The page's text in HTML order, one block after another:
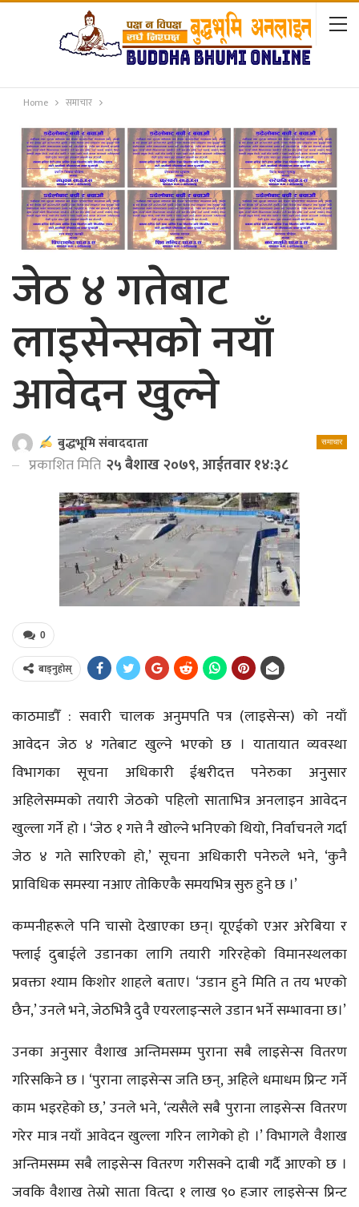
Home समाचार
जेठ ४ गतेबाट
लाइसेन्सको नयाँ
आवेदन खुल्ने
समाचार
बुद्धभूमि संवाददाता
प्रकाशित मिति २५ बैशाख २०७९, आईतवार १४:३८
0
बाड्नुहोस्
काठमाडौँ : सवारी चालक अनुमपति पत्र (लाइसेन्स) को नयाँ
आवेदन जेठ ४ गतेबाट खुल्ने भएको छ । यातायात व्यवस्था
विभागका सूचना अधिकारी ईश्वरीदत्त पनेरुका अनुसार
अहिलेसम्मको तयारी जेठको पहिलो साताभित्र अनलाइन आवेदन
खुल्ला गर्ने हो । ‘जेठ १ गत्ते नै खोल्ने भनिएको थियो, निर्वाचनले गर्दा
जेठ ४ गते सारिएको हो,’ सूचना अधिकारी पनेरुले भने, ‘कुनै
प्राविधिक समस्या नआए तोकिएकै समयभित्र सुरु हुने छ ।’
कम्पनीहरूले पनि चासो देखाएका छन्। यूएईको एअर अरेबिया र
फ्लाई दुबाईले उडानका लागि तयारी गरिरहेको विमानस्थलका
प्रवक्ता श्याम किशोर शाहले बताए। ‘उडान हुने मिति त तय भएको
छैन,’ उनले भने, जेठभित्रै दुवै एयरलाइन्सले उडान भर्ने सम्भावना छ।’
उनका अनुसार वैशाख अन्तिमसम्म पुराना सबै लाइसेन्स वितरण
गरिसकिने छ । ‘पुराना लाइसेन्स जति छन्, अहिले धमाधम प्रिन्ट गर्ने
काम भइरहेको छ,’ उनले भने, ‘त्यसैले सबै पुराना लाइसेन्स वितरण
गरेर मात्र नयाँ आवेदन खुल्ला गरिन लागेको हो ।’ विभागले वैशाख
अन्तिमसम्म सबै लाइसेन्स वितरण गरीसक्ने दाबी गर्दै आएको छ ।
जवकि वैशाख तेस्रो साता वित्दा १ लाख ९० हजार लाइसेन्स प्रिन्ट